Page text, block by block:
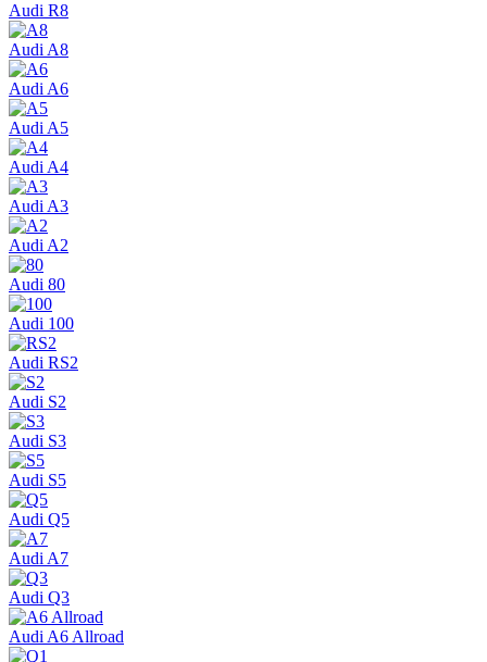
Audi R8
Audi A8
Audi A6
Audi A5
Audi A4
Audi A3
Audi A2
Audi 80
Audi 100
Audi RS2
Audi S2
Audi S3
Audi S5
Audi Q5
Audi A7
Audi Q3
Audi A6 Allroad